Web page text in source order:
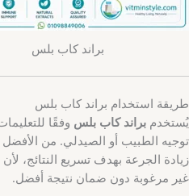
براند كاب بلس
طريقة استخدام براند كاب بلس
يُستخدم براند كاب بلس وفقًا
توجيه الطبيب أو الصيدلي. من الأفضل
زيادة الجرعة بهدف تسريع النتائج،
غير مرغوبة دون ضمان نتيجة أفضل.